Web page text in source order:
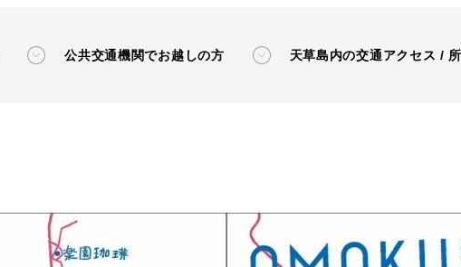
公共交通機関でお越しの方 天草島内の交通アクセス /